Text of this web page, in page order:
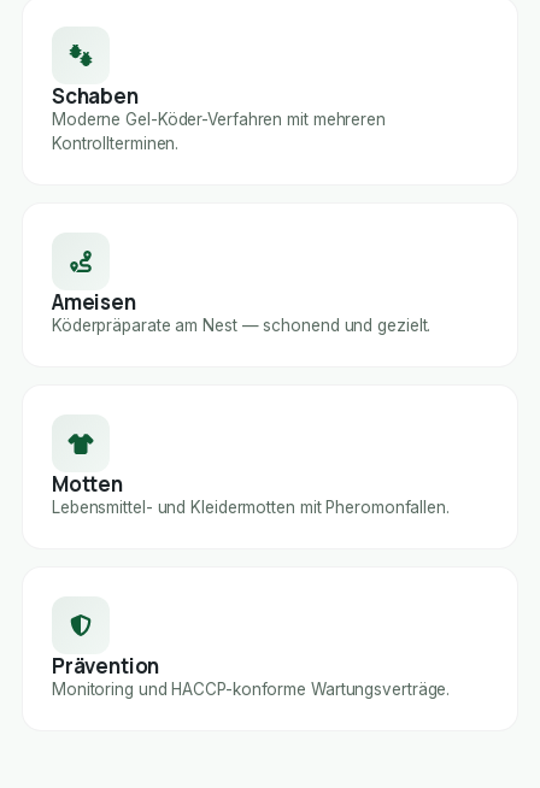
Schaben
Moderne Gel-Köder-Verfahren mit mehreren
Kontrollterminen.
Ameisen
Köderpräparate am Nest — schonend und gezielt.
Motten
Lebensmittel- und Kleidermotten mit Pheromonfallen.
Prävention
Monitoring und HACCP-konforme Wartungsverträge.